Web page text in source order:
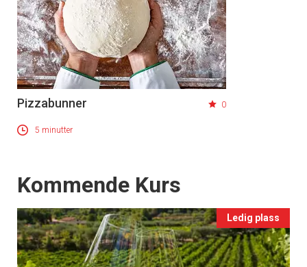
Pizzabunner 0
5 minutter
Events
Kommende Kurs
Ledig plass